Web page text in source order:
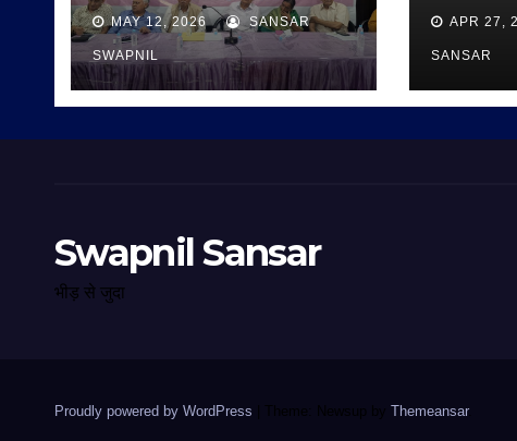
MAY 12, 2026 SANSAR
SWAPNIL
APR 27,
SANSAR
Swapnil Sansar
भीड़ से जुदा
Proudly powered by WordPress Theme: Newsup by Themeansar.